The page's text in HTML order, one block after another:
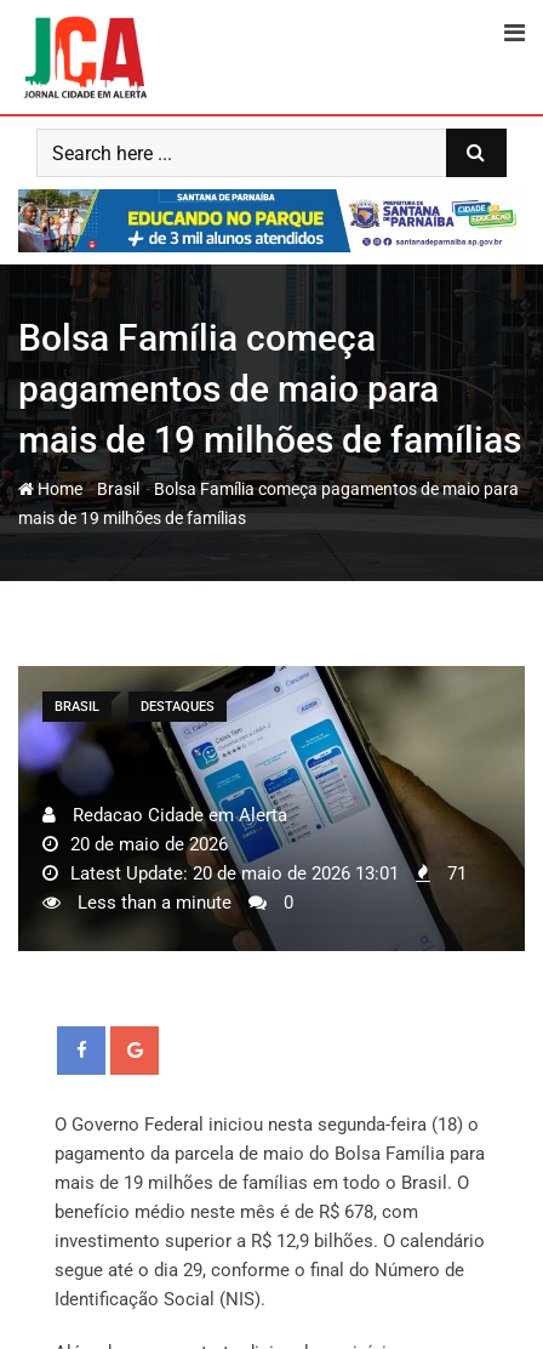
content
Bolsa Família começa
pagamentos de maio para
mais de 19 milhões de famílias
Home-Brasil-Bolsa Família começa pagamentos de maio para
mais de 19 milhões de famílias
BRASIL DESTAQUES
Redacao Cidade em Alerta
20 de maio de 2026
Latest Update: 20 de maio de 2026 13:01
71
Less than a minute
0
O Governo Federal iniciou nesta segunda-feira (18) o
pagamento da parcela de maio do Bolsa Família para
mais de 19 milhões de famílias em todo o Brasil. O
benefício médio neste mês é de R$ 678, com
investimento superior a R$ 12,9 bilhões. O calendário
segue até o dia 29, conforme o final do Número de
Identificação Social (NIS).